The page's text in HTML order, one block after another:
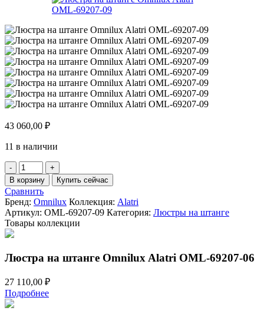
43 060,00 ₽
11 в наличии
Количество
товара
Люстра
на
штанге
Omnilux
Alatri
09
В корзину Купить сейчас
Сравнить
Бренд: Omnilux Коллекция: Alatri
Артикул: OML-69207-09 Категория: Люстры на штанге
Товары коллекции
Люстра на штанге Omnilux Alatri OML-69207-06
27 110,00 ₽
Подробнее